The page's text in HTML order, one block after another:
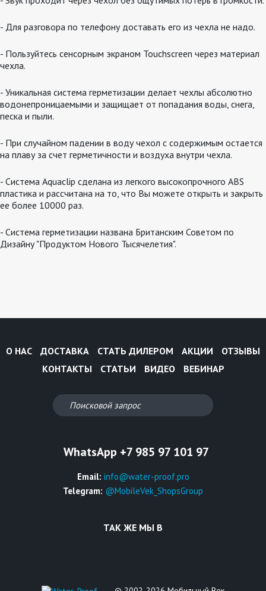
- Для разговора по телефону доставать его из чехла не надо.
- Пользуйтесь сенсорным экраном Touchscreen через материал
чехла.
- Уникальная система герметизации делает чехлы абсолютно
водонепроницаемыми и защищает от попадания воды, снега,
песка и пыли.
- При случайном падении в воду чехол с содержимым остается
на плаву за счет герметичности и воздуха внутри чехла.
- Система Aquaclip сделана из легкого высокопрочного ABS
пластика и рассчитана на то, что Вы можете открыть и закрыть
ее более 10000 раз.
- Система герметизации названа Британским Советом по
Дизайну "Продуктом Нового Тысячелетия".
О НАС ДОСТАВКА СТАТЬ ДИЛЕРОМ АКЦИИ
ОТЗЫВЫ
КОНТАКТЫ
СТАТЬИ ВИДЕО ВЕБИНАР
WhatsApp +7 985 97 101 97
Email: info@water-proof.pro
Telegram: @MobileVek_ShopsGroup
ТАК ЖЕ МЫ В